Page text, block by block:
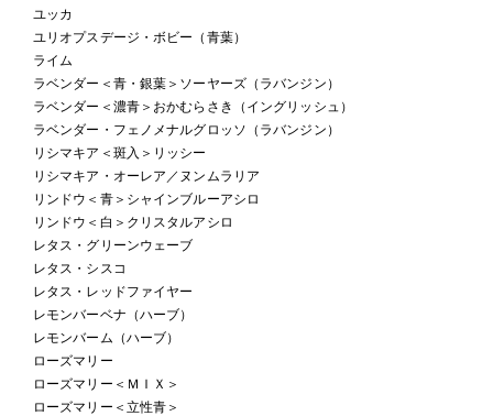
ユッカ
ユリオプスデージ・ボビー（青葉）
ライム
ラベンダー＜青・銀葉＞ソーヤーズ（ラバンジン）
ラベンダー＜濃青＞おかむらさき（イングリッシュ）
ラベンダー・フェノメナルグロッソ（ラバンジン）
リシマキア＜斑入＞リッシー
リシマキア・オーレア／ヌンムラリア
リンドウ＜青＞シャインブルーアシロ
リンドウ＜白＞クリスタルアシロ
レタス・グリーンウェーブ
レタス・シスコ
レタス・レッドファイヤー
レモンバーベナ（ハーブ）
レモンバーム（ハーブ）
ローズマリー
ローズマリー＜ＭＩＸ＞
ローズマリー＜立性青＞